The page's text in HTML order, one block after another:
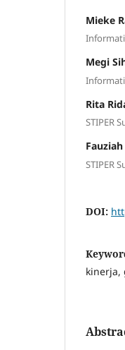
Mieke
Megi
Rita
STIPER
STIPER
DOI:
kinerja,